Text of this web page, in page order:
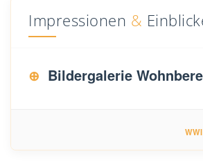
Impressionen &
Bildergalerie